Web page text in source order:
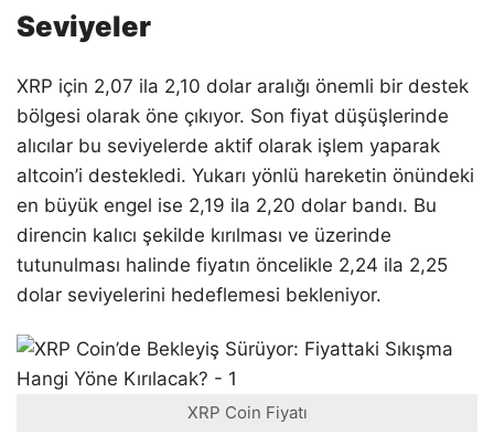
Seviyeler
XRP için 2,07 ila 2,10 dolar aralığı önemli bir destek
bölgesi olarak öne çıkıyor. Son fiyat düşüşlerinde
alıcılar bu seviyelerde aktif olarak işlem yaparak
altcoin’i destekledi. Yukarı yönlü hareketin önündeki
en büyük engel ise 2,19 ila 2,20 dolar bandı. Bu
direncin kalıcı şekilde kırılması ve üzerinde
tutunulması halinde fiyatın öncelikle 2,24 ila 2,25
dolar seviyelerini hedeflemesi bekleniyor.
XRP Coin Fiyatı